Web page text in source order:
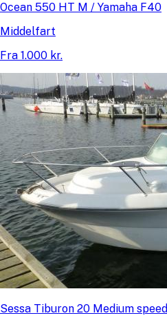
Ocean 550 HT M / Yamaha F40
Middelfart
Fra 1.000 kr.
Sessa Tiburon 20 Medium speed